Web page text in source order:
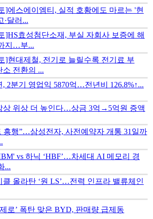
]에스에이엠티, 실적 호황에도 마르는 '현
달러...
]HS효성첨단소재, 부실 자회사 보증에 해
지…부...
]현대제철, 전기로 늘릴수록 전기료 부
전환의 ...
, 2분기 영업익 5870억…전년비 126.8%↑...
상 위상 더 높인다…상금 3억→5억원 증액
흥행”…삼성전자, 사전예약자 개통 31일까
vs 하닉 ‘HBF’…차세대 AI 메모리 경
...
클 올라탄 ‘원 LS’…전력 인프라 밸류체인
로’ 폭탄 맞은 BYD, 판매량 급제동